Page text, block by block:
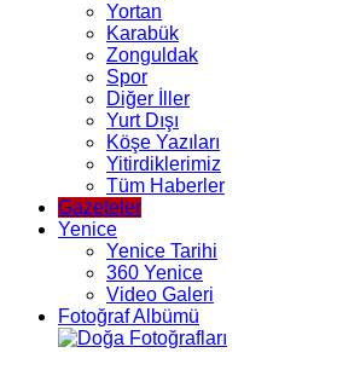
Yortan
Karabük
Zonguldak
Spor
Diğer İller
Yurt Dışı
Köşe Yazıları
Yitirdiklerimiz
Tüm Haberler
Gazeteler
Yenice
Yenice Tarihi
360 Yenice
Video Galeri
Fotoğraf Albümü